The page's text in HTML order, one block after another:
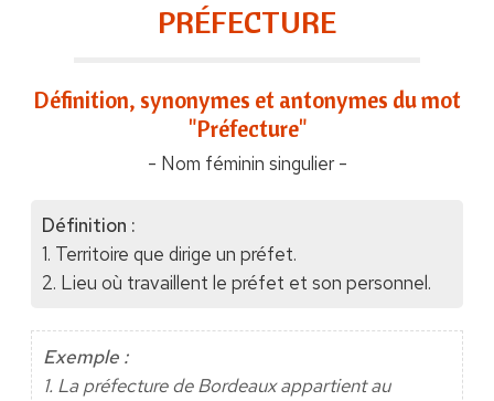
PRÉFECTURE
Définition, synonymes et antonymes du mot
"Préfecture"
- Nom féminin singulier -
Définition :
1. Territoire que dirige un préfet.
2. Lieu où travaillent le préfet et son personnel.
Exemple :
1. La préfecture de Bordeaux appartient au